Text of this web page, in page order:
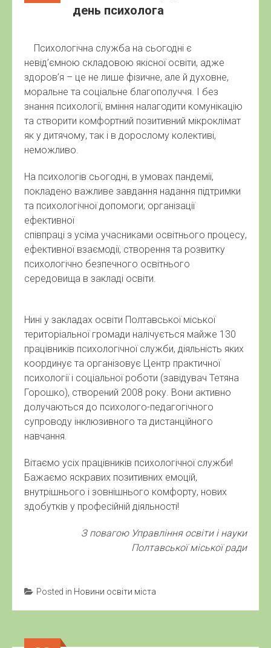
день психолога
Психологічна служба на сьогодні є
невід’ємною складовою якісної освіти, адже
здоров’я – це не лише фізичне, але й духовне,
моральне та соціальне благополуччя. І без
знання психології, вміння налагодити комунікацію
та створити комфортний позитивний мікроклімат
як у дитячому, так і в дорослому колективі,
неможливо.
На психологів сьогодні, в умовах пандемії,
покладено важливе завдання надання підтримки
та психологічної допомоги; організації
ефективної
співпраці з усіма учасниками освітнього процесу,
ефективної взаємодії, створення та розвитку
психологічно безпечного освітнього
середовища в закладі освіти.
Нині у закладах освіти Полтавської міської
територіальної громади налічується майже 130
працівників психологічної служби, діяльність яких
координує та організовує Центр практичної
психології і соціальної роботи (завідувач Тетяна
Горошко), створений 2008 року. Вони активно
долучаються до психолого-педагогічного
супроводу інклюзивного та дистанційного
навчання.
Вітаємо усіх працівників психологічної служби!
Бажаємо яскравих позитивних емоцій,
внутрішнього і зовнішнього комфорту, нових
здобутків у професійній діяльності!
З повагою Управління освіти і науки
Полтавської міської ради
Posted in Новини освіти міста